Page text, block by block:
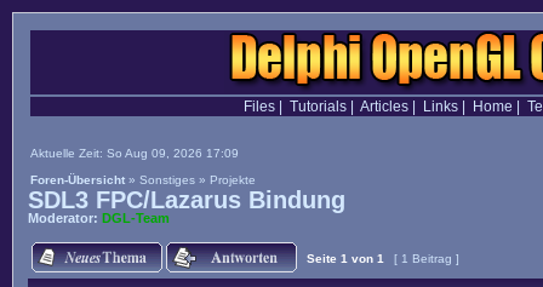
Files| Tutorials| Articles| Links| Home
Aktuelle Zeit: So Aug 09, 2026 17:09
Foren-Übersicht » Sonstiges » Projekte
SDL3 FPC/Lazarus Bindung
Moderator: DGL-Team
Seite 1 von 1 [ 1 Beitrag ]